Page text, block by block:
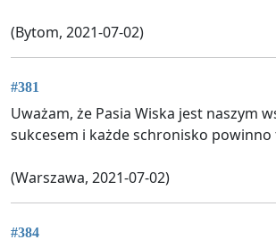
(Bytom, 2021-07-02)
#381
Uważam, że Pasia Wiska jest naszym
sukcesem i każde schronisko powinno
(Warszawa, 2021-07-02)
#384